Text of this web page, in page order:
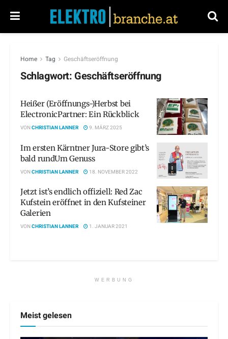
Home Tag Geschäftseröffnung
Schlagwort: Geschäftseröffnung
Heißer (Eröffnungs-)Herbst bei
ElectronicPartner: Ein Rückblick
VONCHRISTIAN LANNER 9. MÄRZ 2025
Im ersten Kärntner Jura-Store gibt’s
bald rundUm Genuss
VONCHRISTIAN LANNER 18. NOVEMBER 2022
Jetzt ist’s endlich offiziell: Red Zac
Kufstein eröffnet in den Kufsteiner
Galerien
VONCHRISTIAN LANNER 1. JANUAR 2021
WERBUNG
Meist gelesen